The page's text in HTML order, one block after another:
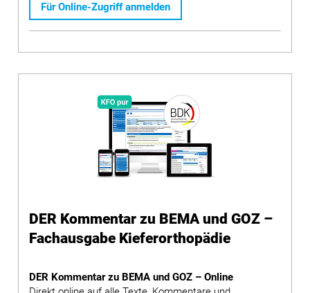
Für Online-Zugriff anmelden
DER Kommentar zu BEMA und GOZ –
Fachausgabe Kieferorthopädie
DER Kommentar zu BEMA und GOZ – Online